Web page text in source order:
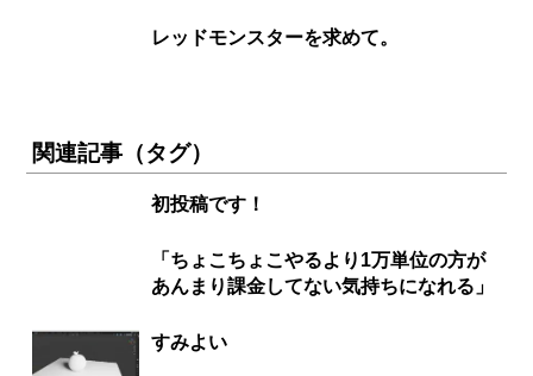
レッドモンスターを求めて。
関連記事（タグ）
初投稿です！
「ちょこちょこやるより1万単位の方が
あんまり課金してない気持ちになれる」
すみよい